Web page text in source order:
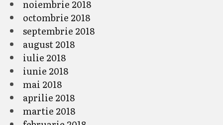
noiembrie 2018
octombrie 2018
septembrie 2018
august 2018
iulie 2018
iunie 2018
mai 2018
aprilie 2018
martie 2018